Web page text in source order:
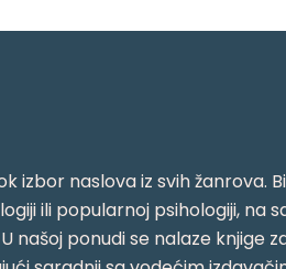
izbor naslova iz svih žanrova.
ili popularnoj psihologiji, na
ponudi se nalaze knjige